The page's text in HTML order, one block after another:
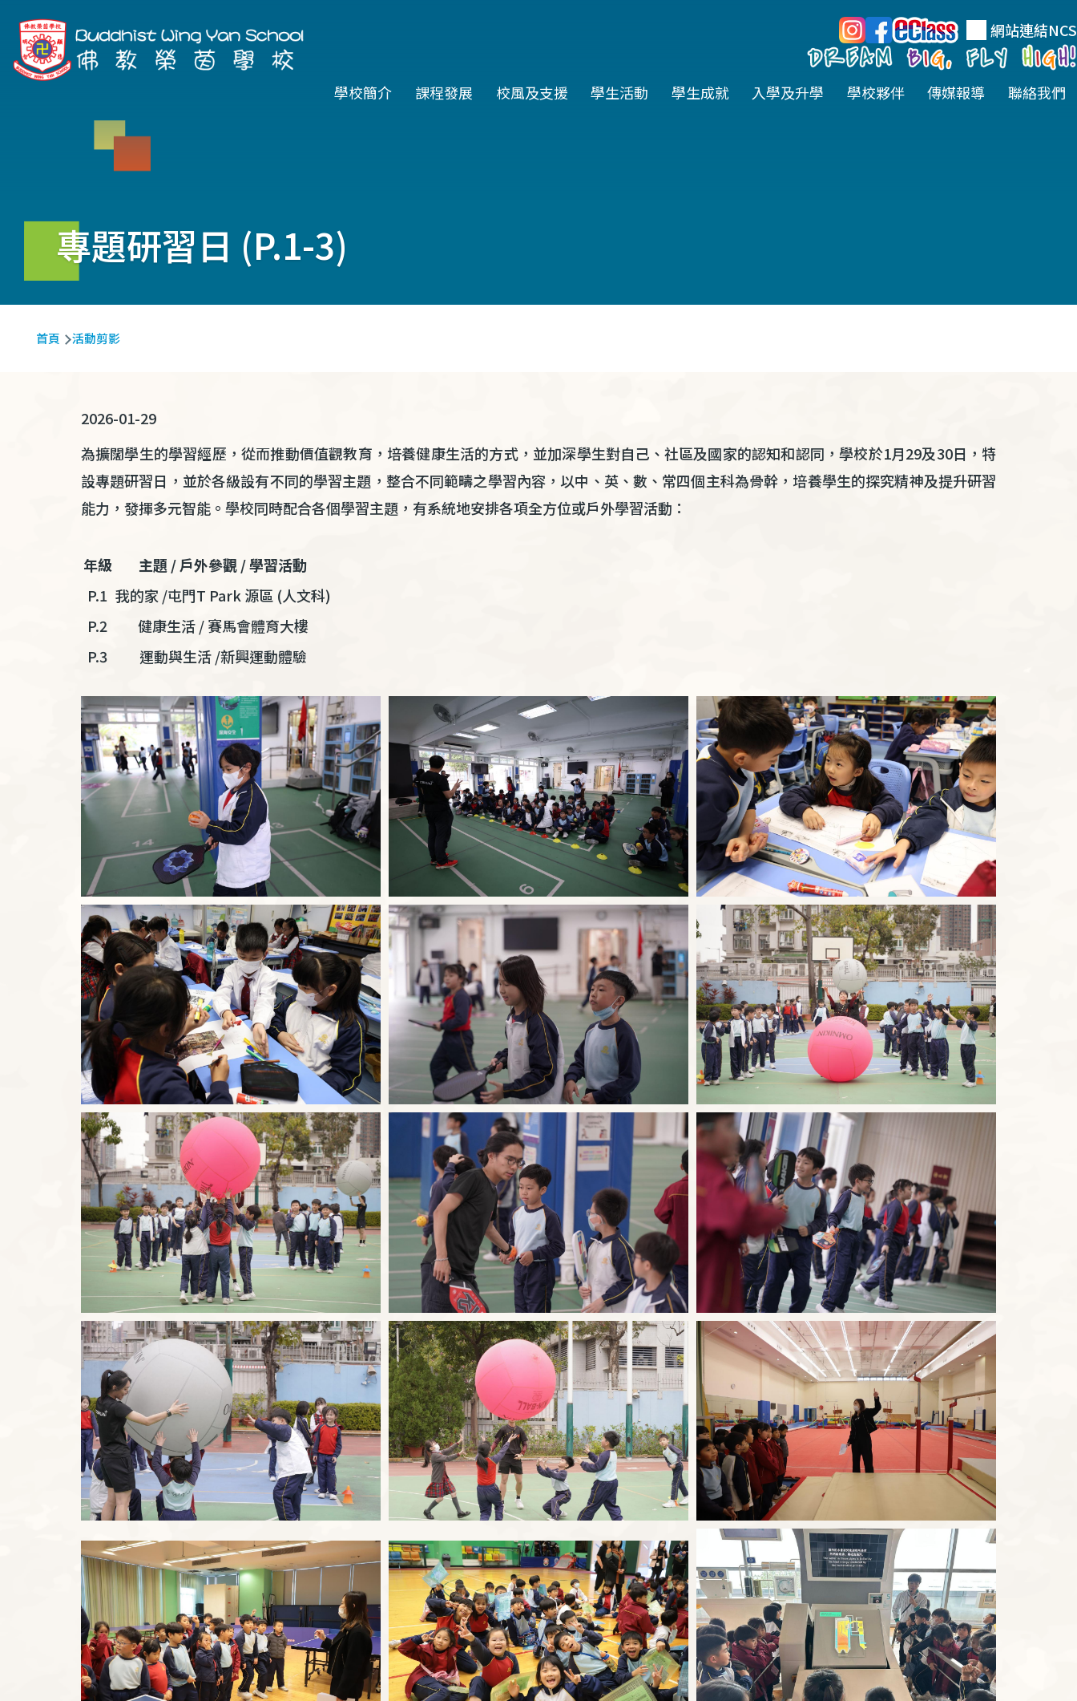
移至主內容
網站連結NCS
Main
學校簡介 課程發展 校風及支援 學生活動 學生成就 入學及升學 學校夥伴 傳媒報導 聯絡我們
專題研習日 (P.1-3)
航
首頁 活動剪影
2026-01-29
為擴闊學生的學習經歷，從而推動價值觀教育，培養健康生活的方式，並加深學生對自己、社區及國家的認知和認同，學校於1月29及30日，特
設專題研習日，並於各級設有不同的學習主題，整合不同範疇之學習內容，以中、英、數、常四個主科為骨幹，培養學生的探究精神及提升研習
能力，發揮多元智能。學校同時配合各個學習主題，有系統地安排各項全方位或戶外學習活動：
年級 主題/戶外參觀/學習活動
P.1 我的家 /屯門T Park 源區 (人文科)
P.2
健康生活/賽馬會體育大樓
P.3
運動與生活/新興運動體驗